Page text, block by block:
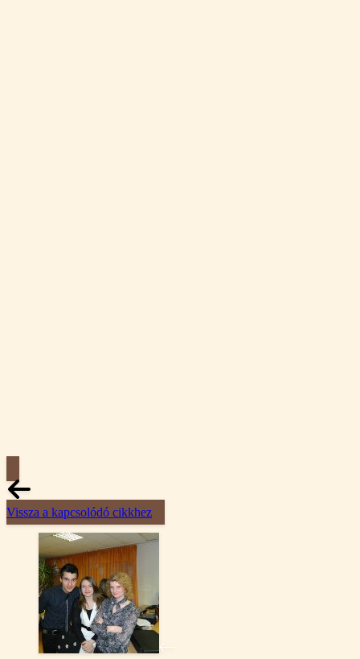
Vissza a kapcsolódó cikkhez